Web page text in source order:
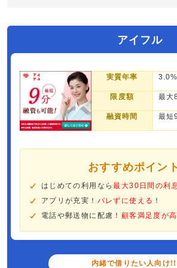
アイフル
実質年率
限度額 最大
融資時間 最短
おすすめポイント
はじめての利用なら最大30日間の利
アプリが充実！ バレずに使える ！
電話や郵送物に配慮！ 顧客満足度が
内緒で借りたい人向け!!